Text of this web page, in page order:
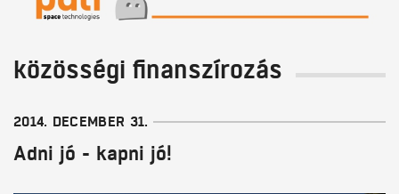
közösségi finanszírozás
2014. DECEMBER 31.
Adni jó - kapni jó!